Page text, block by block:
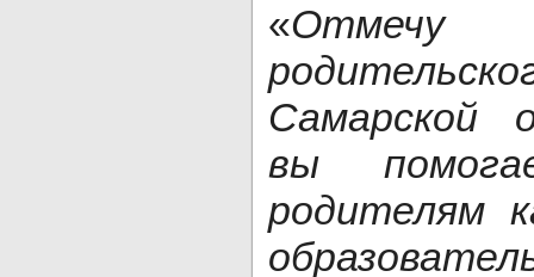
«Отмечу
Самарской
вы
родителям